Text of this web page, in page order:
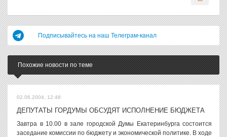
Подписывайтесь на наш Телеграм-канал
Похожие новости по теме
02.06.2004, 12:48
ДЕПУТАТЫ ГОРДУМЫ ОБСУДЯТ ИСПОЛНЕНИЕ БЮДЖЕТА
Завтра в 10.00 в зале городской Думы Екатеринбурга состоится
заседание комиссии по бюджету и экономической политике. В ходе